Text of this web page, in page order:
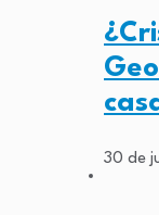
30 de